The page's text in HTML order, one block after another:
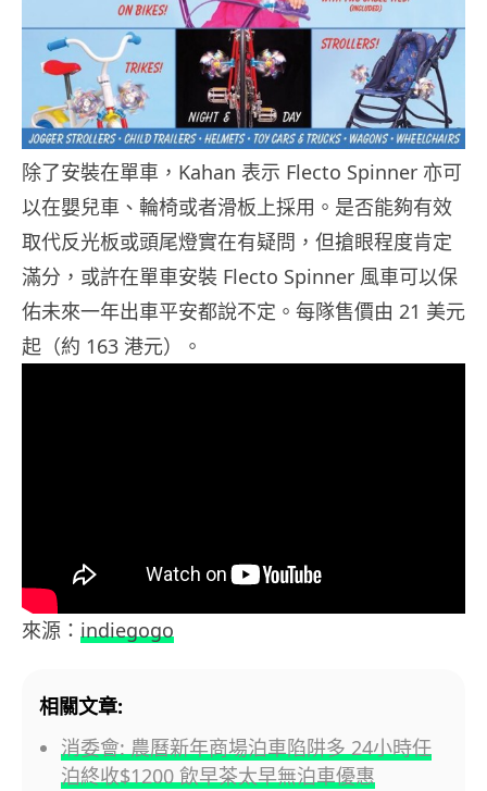
除了安裝在單車，Kahan 表示 Flecto Spinner 亦可
以在嬰兒車、輪椅或者滑板上採用。是否能夠有效
取代反光板或頭尾燈實在有疑問，但搶眼程度肯定
滿分，或許在單車安裝 Flecto Spinner 風車可以保
佑未來一年出車平安都說不定。每隊售價由 21 美元
起（約 163 港元）。
來源： indiegogo
相關文章:
消委會: 農曆新年商場泊車陷阱多 24小時任
泊終收$1200 飲早茶太早無泊車優惠